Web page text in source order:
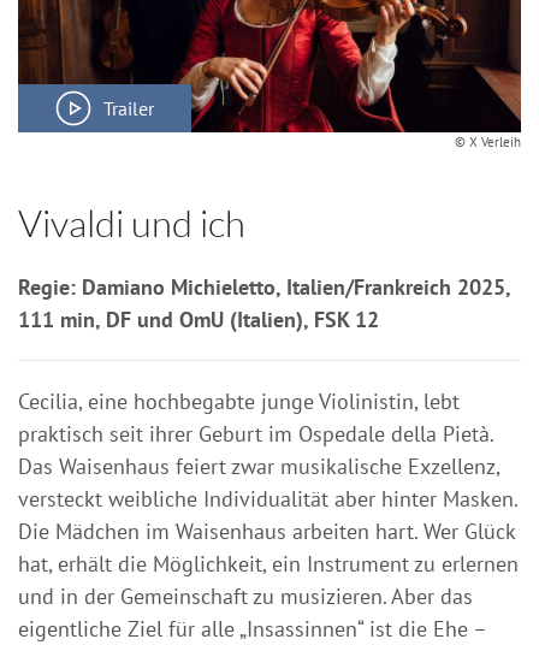
Trailer
© X Verleih
Vivaldi und ich
Regie: Damiano Michieletto, Italien/Frankreich 2025,
111 min, DF und OmU (Italien), FSK 12
Cecilia, eine hochbegabte junge Violinistin, lebt
praktisch seit ihrer Geburt im Ospedale della Pietà.
Das Waisenhaus feiert zwar musikalische Exzellenz,
versteckt weibliche Individualität aber hinter Masken.
Die Mädchen im Waisenhaus arbeiten hart. Wer Glück
hat, erhält die Möglichkeit, ein Instrument zu erlernen
und in der Gemeinschaft zu musizieren. Aber das
eigentliche Ziel für alle „Insassinnen“ ist die Ehe –